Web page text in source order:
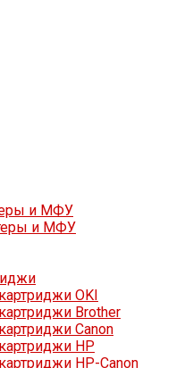
и МФУ
и МФУ
OKI
Brother
Canon
HP
HP-Canon